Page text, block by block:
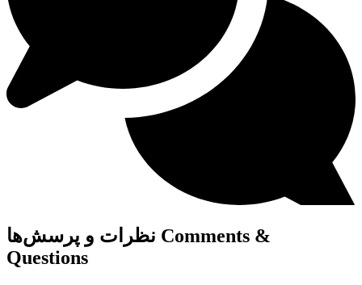
نظرات و پرسش‌ها Comments &
Questions